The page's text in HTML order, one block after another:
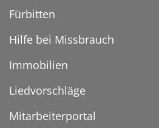
Fürbitten
Hilfe bei Missbrauch
Immobilien
Liedvorschläge
Mitarbeiterportal